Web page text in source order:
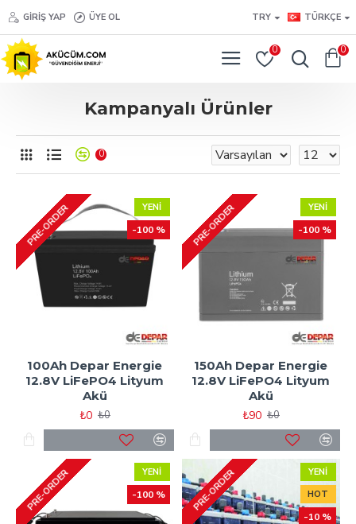
GIRIŞ YAP ÜYE OL TRY TÜRKÇE
0 0
Kampanyalı Ürünler
0
YENI
-100 %
PRE-ORDER
100Ah Depar Energie
12.8V LiFePO4 Lityum
Akü
₺0 ₺0
YENI
-100 %
PRE-ORDER
150Ah Depar Energie
12.8V LiFePO4 Lityum
Akü
₺90 ₺0
YENI
-100 %
PRE-ORDER
YENI
HOT
-10 %
PRE-ORDER